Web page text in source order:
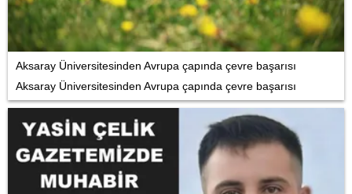
Aksaray Üniversitesinden Avrupa çapında çevre başarısı
Aksaray Üniversitesinden Avrupa çapında çevre başarısı